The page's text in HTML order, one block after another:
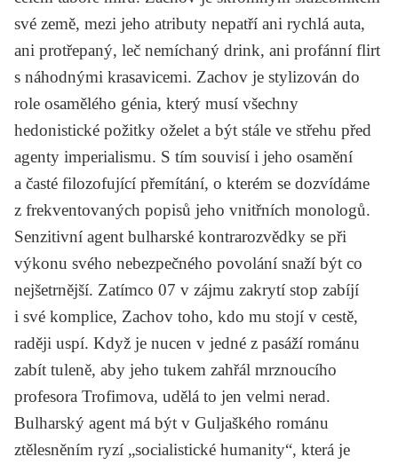
své země, mezi jeho atributy nepatří ani rychlá auta,
ani protřepaný, leč nemíchaný drink, ani profánní flirt
s náhodnými krasavicemi. Zachov je stylizován do
role osamělého génia, který musí všechny
hedonistické požitky oželet a být stále ve střehu před
agenty imperialismu. S tím souvisí i jeho osamění
a časté filozofující přemítání, o kterém se dozvídáme
z frekventovaných popisů jeho vnitřních monologů.
Senzitivní agent bulharské kontrarozvědky se při
výkonu svého nebezpečného povolání snaží být co
nejšetrnější. Zatímco 07 v zájmu zakrytí stop zabíjí
i své komplice, Zachov toho, kdo mu stojí v cestě,
raději uspí. Když je nucen v jedné z pasáží románu
zabít tuleně, aby jeho tukem zahřál mrznoucího
profesora Trofimova, udělá to jen velmi nerad.
Bulharský agent má být v Guljaškého románu
ztělesněním ryzí „socialistické humanity“, která je